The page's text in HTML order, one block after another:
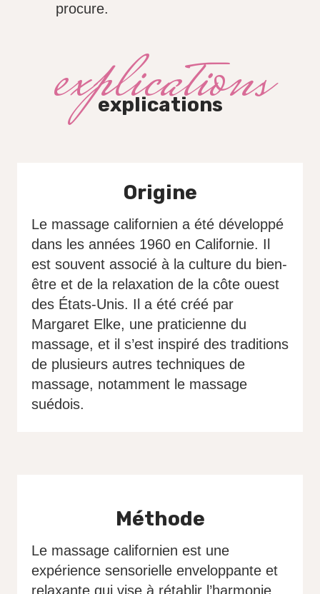
procure.
explications
explications
Origine
Le massage californien a été développé
dans les années 1960 en Californie. Il
est souvent associé à la culture du bien-
être et de la relaxation de la côte ouest
des États-Unis. Il a été créé par
Margaret Elke, une praticienne du
massage, et il s’est inspiré des traditions
de plusieurs autres techniques de
massage, notamment le massage
suédois.
Méthode
Le massage californien est une
expérience sensorielle enveloppante et
relaxante qui vise à rétablir l’harmonie